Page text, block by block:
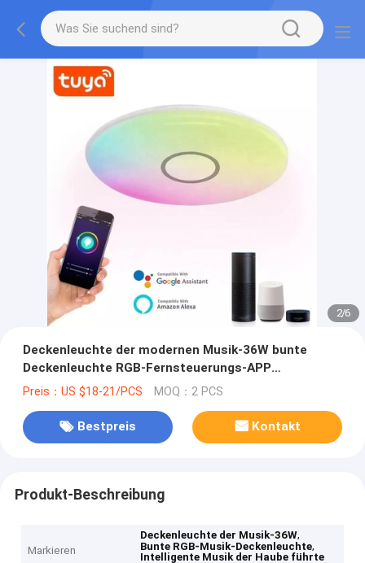
2/6
Deckenleuchte der modernen Musik-36W bunte
Deckenleuchte RGB-Fernsteuerungs-APP
intelligente Musik-LED
Preis：US $18-21/PCS MOQ：2 PCS
Bestpreis Kontakt
Produkt-Beschreibung
Markieren
Deckenleuchte der Musik-36W,
Bunte RGB-Musik-Deckenleuchte,
Intelligente Musik der Haube führte